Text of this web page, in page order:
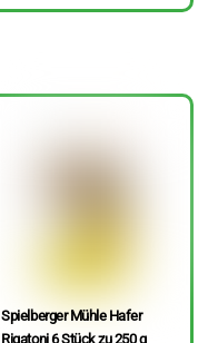
Spielberger Mühle Hafer
Rigatoni 6 Stück zu 250 g